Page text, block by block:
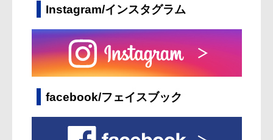
Instagram/インスタグラム
facebook/フェイスブック